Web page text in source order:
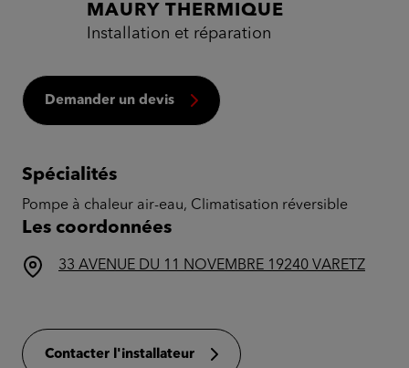
MAURY THERMIQUE
Installation et réparation
Demander un devis
Spécialités
Pompe à chaleur air-eau, Climatisation réversible
Les coordonnées
33 AVENUE DU 11 NOVEMBRE 19240 VARETZ
Contacter l'installateur